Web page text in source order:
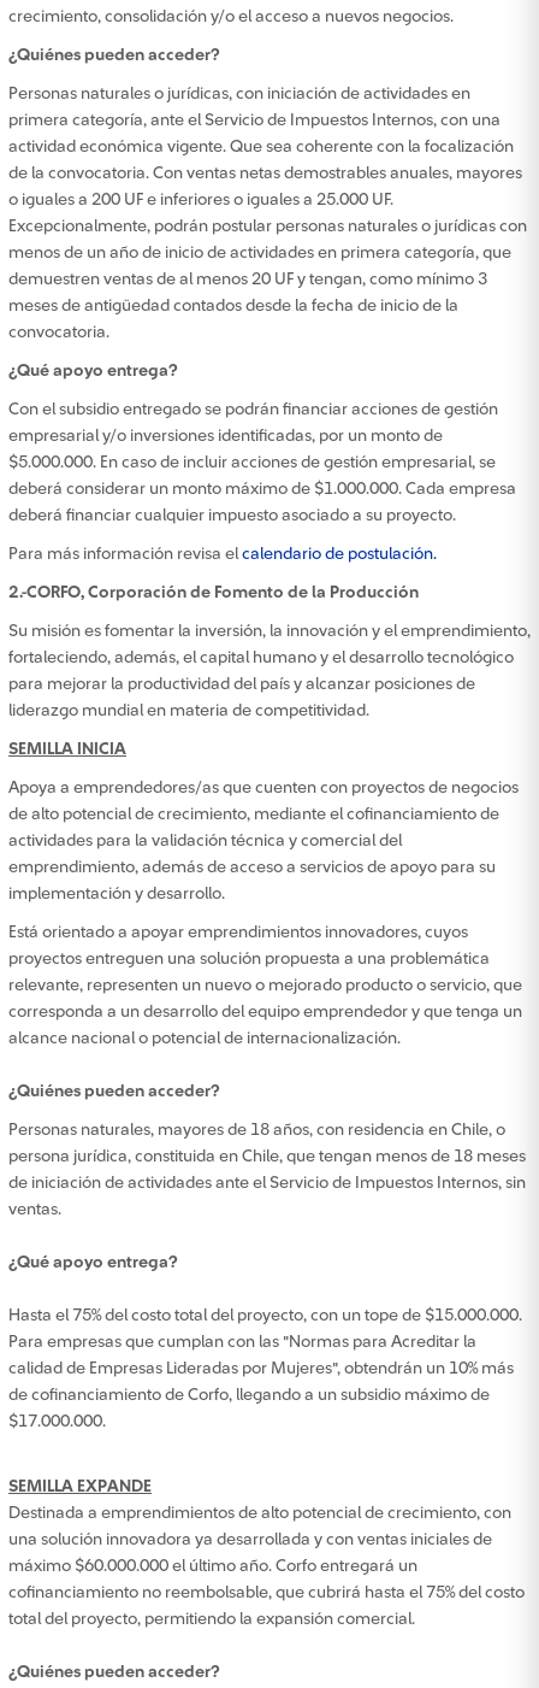
crecimiento, consolidación y/o el acceso a nuevos negocios.
¿Quiénes pueden acceder?
Personas naturales o jurídicas, con iniciación de actividades en
primera categoría, ante el Servicio de Impuestos Internos, con una
actividad económica vigente. Que sea coherente con la focalización
de la convocatoria. Con ventas netas demostrables anuales, mayores
o iguales a 200 UF e inferiores o iguales a 25.000 UF.
Excepcionalmente, podrán postular personas naturales o jurídicas con
menos de un año de inicio de actividades en primera categoría, que
demuestren ventas de al menos 20 UF y tengan, como mínimo 3
meses de antigüedad contados desde la fecha de inicio de la
convocatoria.
¿Qué apoyo entrega?
Con el subsidio entregado se podrán financiar acciones de gestión
empresarial y/o inversiones identificadas, por un monto de
$5.000.000. En caso de incluir acciones de gestión empresarial, se
deberá considerar un monto máximo de $1.000.000. Cada empresa
deberá financiar cualquier impuesto asociado a su proyecto.
Para más información revisa elcalendario de postulación.
2.-CORFO, Corporación de Fomento de la Producción
Su misión es fomentar la inversión, la innovación y el emprendimiento,
fortaleciendo, además, el capital humano y el desarrollo tecnológico
para mejorar la productividad del país y alcanzar posiciones de
liderazgo mundial en materia de competitividad.
SEMILLA INICIA
Apoya a emprendedores/as que cuenten con proyectos de negocios
de alto potencial de crecimiento, mediante el cofinanciamiento de
actividades para la validación técnica y comercial del
emprendimiento, además de acceso a servicios de apoyo para su
implementación y desarrollo.
Está orientado a apoyar emprendimientos innovadores, cuyos
proyectos entreguen una solución propuesta a una problemática
relevante, representen un nuevo o mejorado producto o servicio, que
corresponda a un desarrollo del equipo emprendedor y que tenga un
alcance nacional o potencial de internacionalización.
¿Quiénes pueden acceder?
Personas naturales, mayores de 18 años, con residencia en Chile, o
persona jurídica, constituida en Chile, que tengan menos de 18 meses
de iniciación de actividades ante el Servicio de Impuestos Internos, sin
ventas.
¿Qué apoyo entrega?
Hasta el 75% del costo total del proyecto, con un tope de $15.000.000.
Para empresas que cumplan con las "Normas para Acreditar la
calidad de Empresas Lideradas por Mujeres", obtendrán un 10% más
de cofinanciamiento de Corfo, llegando a un subsidio máximo de
$17.000.000.
SEMILLA EXPANDE
Destinada a emprendimientos de alto potencial de crecimiento, con
una solución innovadora ya desarrollada y con ventas iniciales de
máximo $60.000.000 el último año. Corfo entregará un
cofinanciamiento no reembolsable, que cubrirá hasta el 75% del costo
total del proyecto, permitiendo la expansión comercial.
¿Quiénes pueden acceder?